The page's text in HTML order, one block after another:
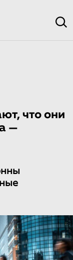
что они
—